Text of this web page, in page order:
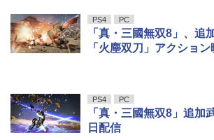
PS4 PC
「真・三國無双8」、追
「火塵双刀」アクショ
PS4 PC
「真・三國無双8」追加
日配信